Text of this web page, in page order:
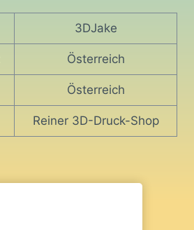
3DJake
Österreich
Österreich
Reiner 3D-Druck-Shop